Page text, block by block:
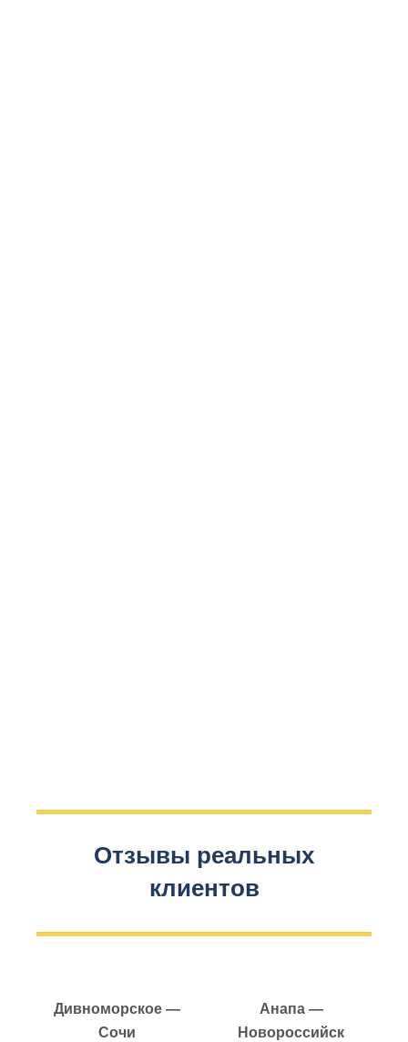
Отзывы реальных
клиентов
Дивноморское —
Сочи
Анапа —
Новороссийск